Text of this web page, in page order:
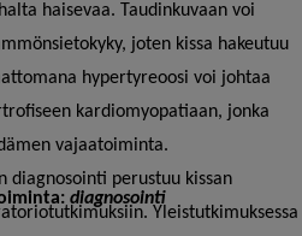
haisevaa. Taudinkuvaan voi
joten kissa hakeutuu
hypertyreoosi voi johtaa
kardiomyopatiaan, jonka
vajaatoiminta.
diagnosointi
diagnosointi perustuu kissan
Yleistutkimuksessa